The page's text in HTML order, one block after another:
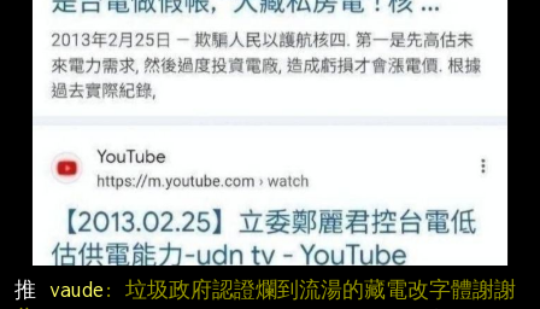
推 vaude : 垃圾政府認證爛到流湯的藏電改字體謝謝